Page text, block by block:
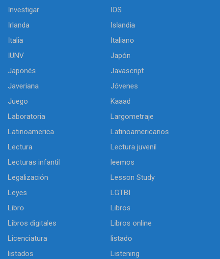
Investigar
IOS
Irlanda
Islandia
Italia
Italiano
IUNV
Japón
Japonés
Javascript
Javeriana
Jóvenes
Juego
Kaaad
Laboratoria
Largometraje
Latinoamerica
Latinoamericanos
Lectura
Lectura juvenil
Lecturas infantil
leemos
Legalización
Lesson Study
Leyes
LGTBI
Libro
Libros
Libros digitales
Libros online
Licenciatura
listado
listados
Listening